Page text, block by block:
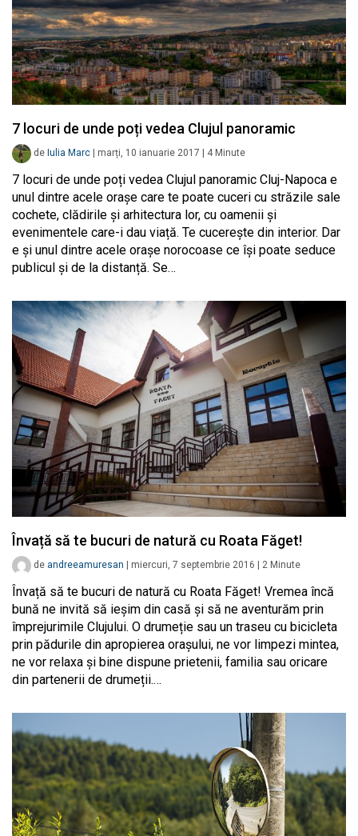
7 locuri de unde poți vedea Clujul panoramic
de Iulia Marc marți, 10 ianuarie 2017 4 Minute
7 locuri de unde poți vedea Clujul panoramic Cluj-Napoca e
unul dintre acele orașe care te poate cuceri cu străzile sale
cochete, clădirile și arhitectura lor, cu oamenii și
evenimentele care-i dau viață. Te cucerește din interior. Dar
e și unul dintre acele orașe norocoase ce își poate seduce
publicul și de la distanță. Se…
Învață să te bucuri de natură cu Roata Făget!
de andreeamuresan miercuri, 7 septembrie 2016 2 Minute
Învață să te bucuri de natură cu Roata Făget! Vremea încă
bună ne invită să ieșim din casă și să ne aventurăm prin
împrejurimile Clujului. O drumeție sau un traseu cu bicicleta
prin pădurile din apropierea orașului, ne vor limpezi mintea,
ne vor relaxa și bine dispune prietenii, familia sau oricare
din partenerii de drumeții.…